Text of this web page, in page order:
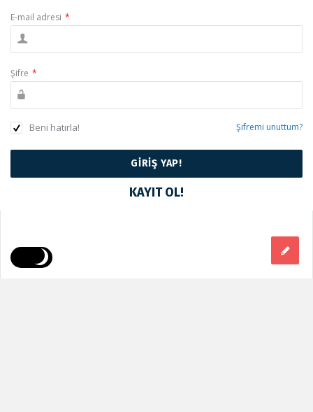
E-mail adresi *
Şifre *
Beni hatırla! Şifremi unuttum?
KAYIT OL!